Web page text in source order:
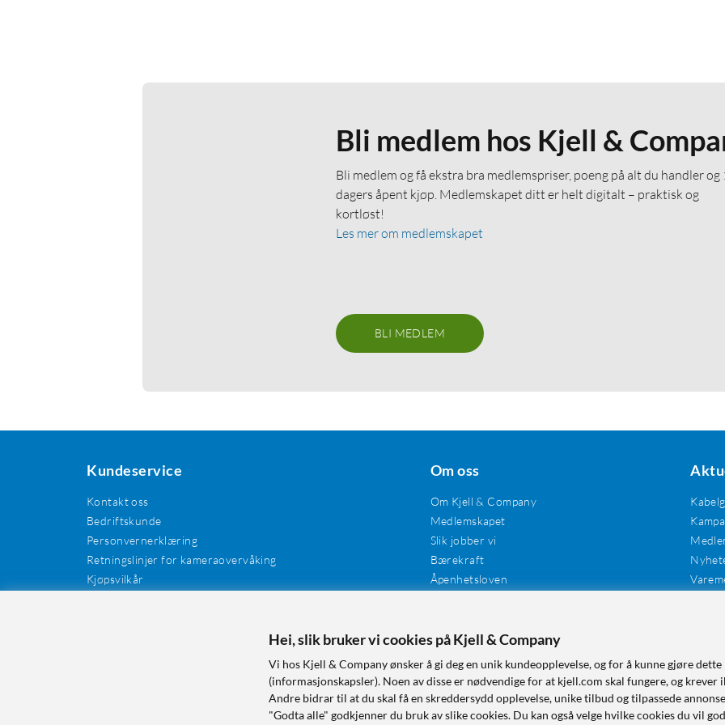
Bli medlem hos Kjell &
Bli medlem og få ekstra bra medlemspriser, poeng på alt du handler og
dagers åpent kjøp. Medlemskapet ditt er helt digitalt – praktisk og
kortløst!
Les mer om medlemskapet
BLI MEDLEM
Kundeservice
Kontakt oss
Bedriftskunde
Personvernerklæring
Retningslinjer for kameraovervåking
Kjøpsvilkår
Om oss
Om Kjell & Company
Medlemskapet
Slik jobber vi
Bærekraft
Åpenhetsloven
Tilgjengelighet
Hei, slik bruker vi cookies på Kjell & Company
Vi hos Kjell & Company ønsker å gi deg en unik kundeopplevelse, og for å kunne gjøre
(informasjonskapsler). Noen av disse er nødvendige for at kjell.com skal fungere, og krever
Andre bidrar til at du skal få en skreddersydd opplevelse, unike tilbud og tilpassede
"Godta alle" godkjenner du bruk av slike cookies. Du kan også velge hvilke cookies du vil